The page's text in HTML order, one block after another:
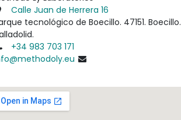
Calle Juan de Herrera 16
tecnológico de Boecillo. 47151. Boecillo.
+34 983 703 171